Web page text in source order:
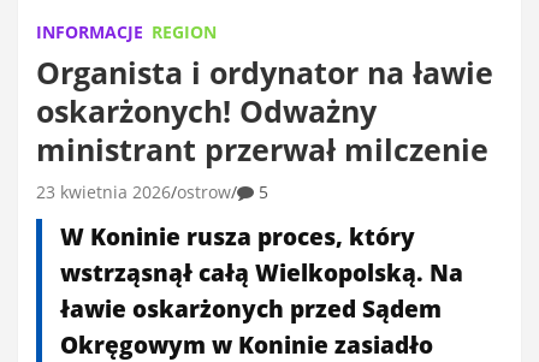
INFORMACJE REGION
Organista i ordynator na ławie
oskarżonych! Odważny
ministrant przerwał milczenie
23 kwietnia 2026 ostrow 5
W Koninie rusza proces, który
wstrząsnął całą Wielkopolską. Na
ławie oskarżonych przed Sądem
Okręgowym w Koninie zasiadło